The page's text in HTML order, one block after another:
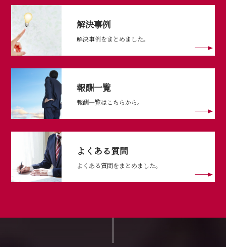
解決事例
解決事例をまとめました。
報酬一覧
報酬一覧はこちらから。
よくある質問
よくある質問をまとめました。